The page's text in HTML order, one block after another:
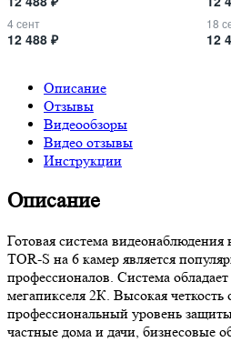
4 сент
12 488 ₽
18
12
Описание
Отзывы
Видеообзоры
Видео отзывы
Инструкции
Описание
Готовая система
TOR-S на 6 камер является
профессионалов. Система
мегапикселя 2К. Высокая четкость
профессиональный уровень
частные дома и дачи, бизнесовые